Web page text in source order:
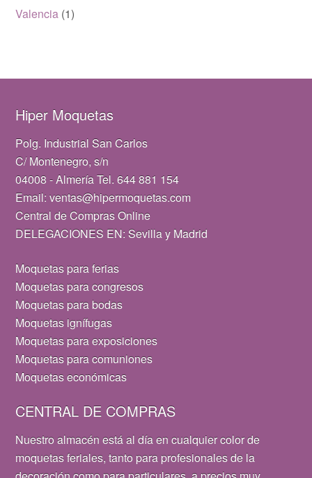
Valencia (1)
Hiper Moquetas
Polg. Industrial San Carlos
C/ Montenegro, s/n
04008 - Almería Tel. 644 881 154
Email: ventas@hipermoquetas.com
Central de Compras Online
DELEGACIONES EN: Sevilla y Madrid
Moquetas para ferias
Moquetas para congresos
Moquetas para bodas
Moquetas ignífugas
Moquetas para exposiciones
Moquetas para comuniones
Moquetas económicas
CENTRAL DE COMPRAS
Nuestro almacén está al día en cualquier color de
moquetas feriales, tanto para profesionales de la